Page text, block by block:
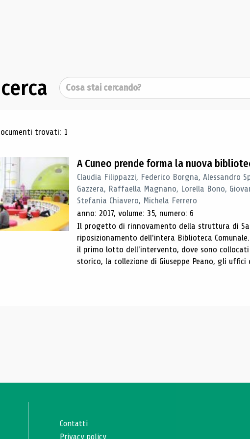
Cerca
di ricerca
trovati: 1
A Cuneo prende forma la nuova
Claudia Filippazzi, Federico Borgna, Alessandro
Gazzera, Raffaella Magnano, Lorella Bono,
Stefania Chiavero, Michela Ferrero
anno: 2017, volume: 35, numero: 6
Il progetto di rinnovamento della struttura di
riposizionamento dell'intera Biblioteca
il primo lotto dell'intervento, dove sono
storico, la collezione di Giuseppe Peano, gli uffici
Contatti
Privacy policy